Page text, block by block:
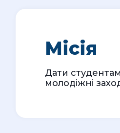
Місія
Дати
молодіжні